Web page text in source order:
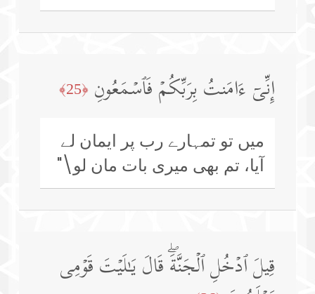
إِنِّیۤ ءَامَنتُ بِرَبِّكُمۡ فَٱسۡمَعُونِ ﴿25﴾
میں تو تمہارے رب پر ایمان لے
آیا، تم بھی میری بات مان لو\"
قِیلَ ٱدۡخُلِ ٱلۡجَنَّةَۖ قَالَ یَـٰلَیۡتَ قَوۡمِی